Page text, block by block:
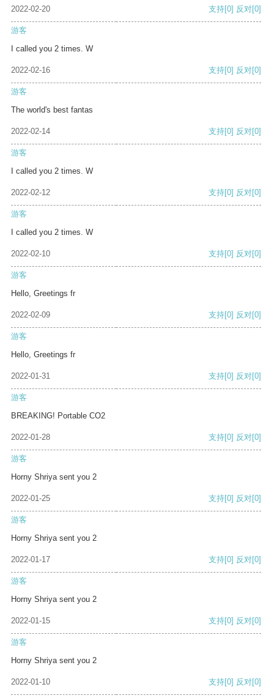
2022-02-20 支持[0] 反对[0]
游客
I called you 2 times. W
2022-02-16 支持[0] 反对[0]
游客
The world's best fantas
2022-02-14 支持[0] 反对[0]
游客
I called you 2 times. W
2022-02-12 支持[0] 反对[0]
游客
I called you 2 times. W
2022-02-10 支持[0] 反对[0]
游客
Hello, Greetings fr
2022-02-09 支持[0] 反对[0]
游客
Hello, Greetings fr
2022-01-31 支持[0] 反对[0]
游客
BREAKING! Portable CO2
2022-01-28 支持[0] 反对[0]
游客
Horny Shriya sent you 2
2022-01-25 支持[0] 反对[0]
游客
Horny Shriya sent you 2
2022-01-17 支持[0] 反对[0]
游客
Horny Shriya sent you 2
2022-01-15 支持[0] 反对[0]
游客
Horny Shriya sent you 2
2022-01-10 支持[0] 反对[0]